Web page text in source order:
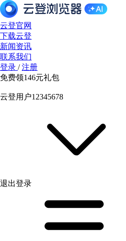
云登官网
下载云登
新闻资讯
联系我们
登录 /注册
免费领146元礼包
云登用户12345678
退出登录